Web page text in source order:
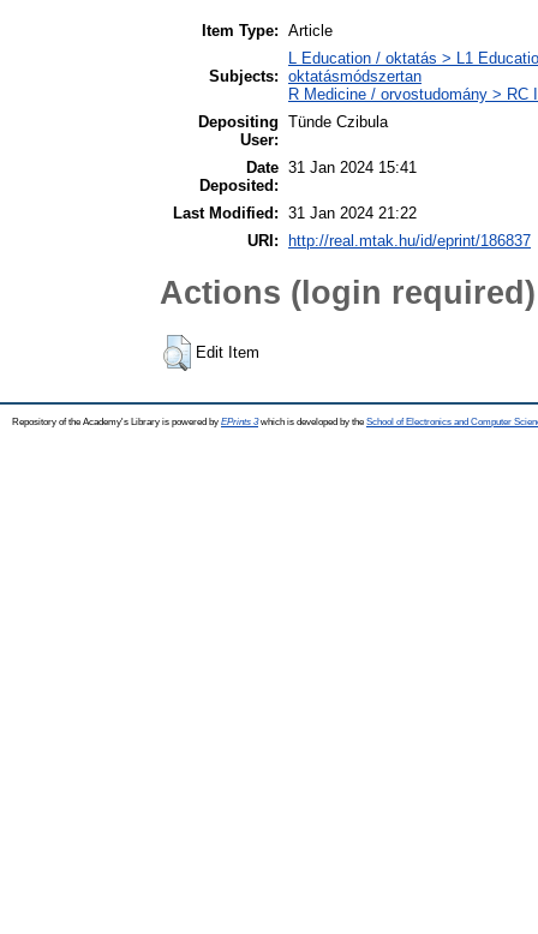
Item Type: Article
Subjects:
L Education / oktatás > L1
oktatásmódszertan
R Medicine / orvostudomány >
Depositing
User:
Tünde Czibula
Date
Deposited:
31 Jan 2024 15:41
Last Modified: 31 Jan 2024 21:22
URI:
http://real.mtak.hu/id/eprint/186837
Actions (login required)
Edit Item
Repository of the Academy's Library is powered by EPrints 3which is developed by the School of Electronics and Computer